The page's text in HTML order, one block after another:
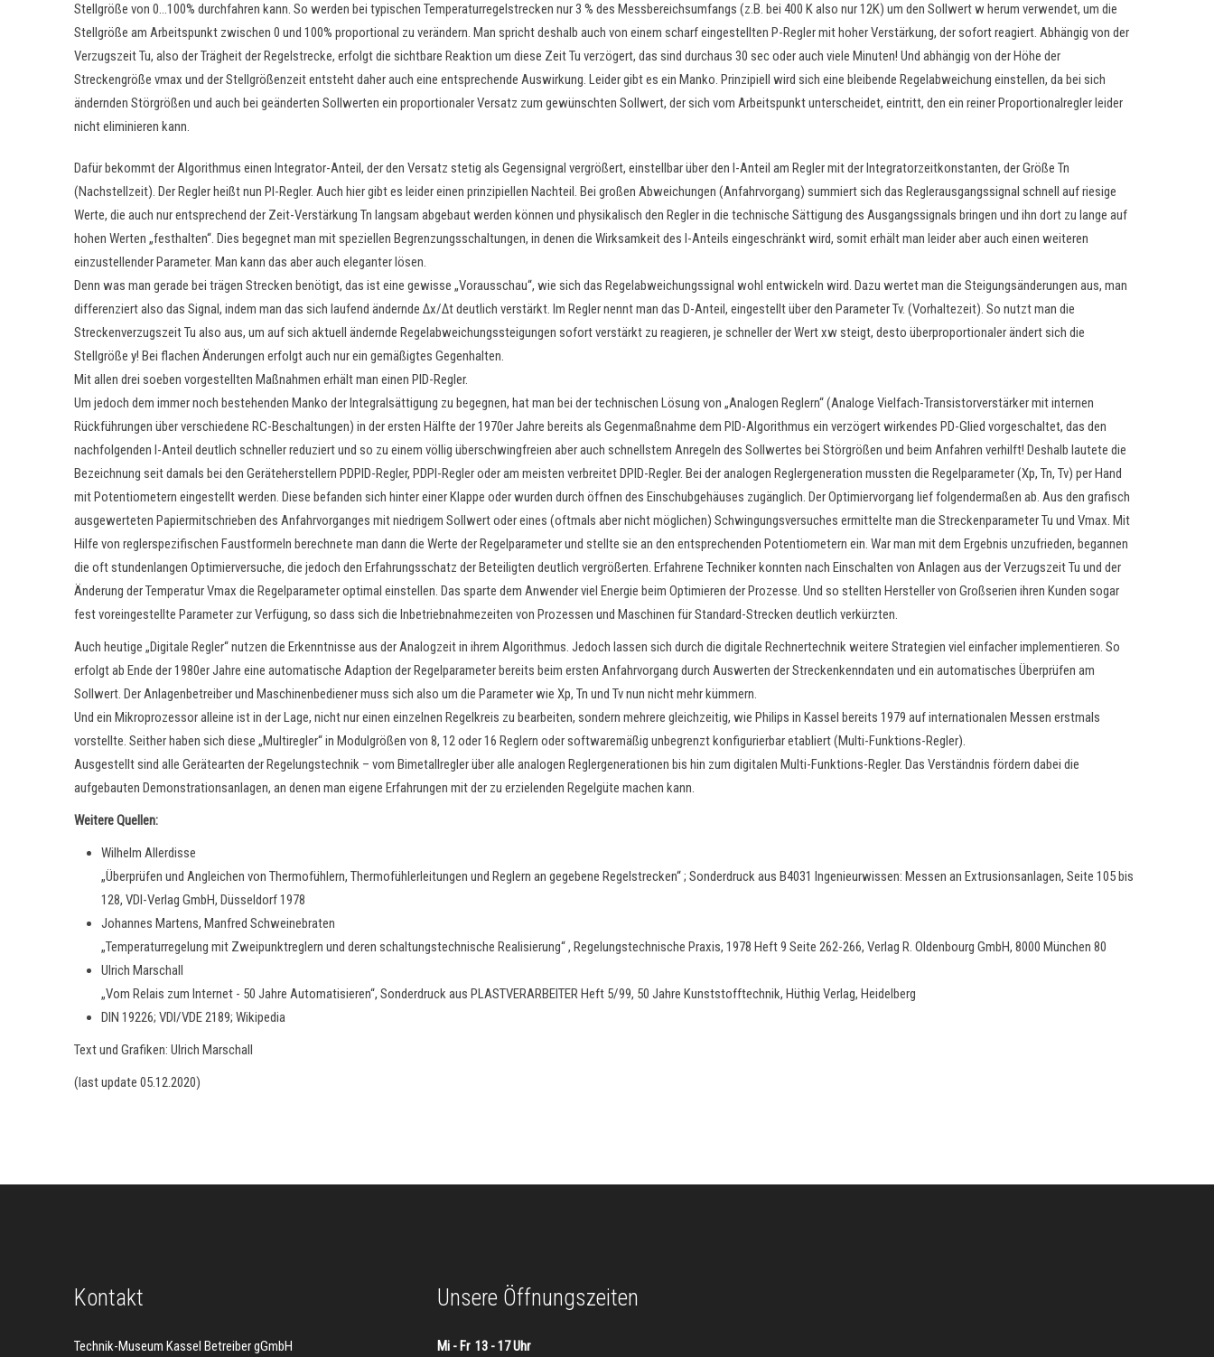
Stellgröße von 0…100% durchfahren kann. So werden bei typischen Temperaturregelstrecken nur 3 % des Messbereichsumfangs (z.B. bei 400 K also nur 12K) um den Sollwert w herum verwendet, um die
Stellgröße am Arbeitspunkt zwischen 0 und 100% proportional zu verändern. Man spricht deshalb auch von einem scharf eingestellten P-Regler mit hoher Verstärkung, der sofort reagiert. Abhängig von der
Verzugszeit Tu, also der Trägheit der Regelstrecke, erfolgt die sichtbare Reaktion um diese Zeit Tu verzögert, das sind durchaus 30 sec oder auch viele Minuten! Und abhängig von der Höhe der
Streckengröße vmax und der Stellgrößenzeit entsteht daher auch eine entsprechende Auswirkung. Leider gibt es ein Manko. Prinzipiell wird sich eine bleibende Regelabweichung einstellen, da bei sich
ändernden Störgrößen und auch bei geänderten Sollwerten ein proportionaler Versatz zum gewünschten Sollwert, der sich vom Arbeitspunkt unterscheidet, eintritt, den ein reiner Proportionalregler leider
nicht eliminieren kann.
Dafür bekommt der Algorithmus einen Integrator-Anteil, der den Versatz stetig als Gegensignal vergrößert, einstellbar über den I-Anteil am Regler mit der Integratorzeitkonstanten, der Größe Tn
(Nachstellzeit). Der Regler heißt nun PI-Regler. Auch hier gibt es leider einen prinzipiellen Nachteil. Bei großen Abweichungen (Anfahrvorgang) summiert sich das Reglerausgangssignal schnell auf riesige
Werte, die auch nur entsprechend der Zeit-Verstärkung Tn langsam abgebaut werden können und physikalisch den Regler in die technische Sättigung des Ausgangssignals bringen und ihn dort zu lange auf
hohen Werten „festhalten“. Dies begegnet man mit speziellen Begrenzungsschaltungen, in denen die Wirksamkeit des I-Anteils eingeschränkt wird, somit erhält man leider aber auch einen weiteren
einzustellender Parameter. Man kann das aber auch eleganter lösen.
Denn was man gerade bei trägen Strecken benötigt, das ist eine gewisse „Vorausschau“, wie sich das Regelabweichungssignal wohl entwickeln wird. Dazu wertet man die Steigungsänderungen aus, man
differenziert also das Signal, indem man das sich laufend ändernde Δx/Δt deutlich verstärkt. Im Regler nennt man das D-Anteil, eingestellt über den Parameter Tv. (Vorhaltezeit). So nutzt man die
Streckenverzugszeit Tu also aus, um auf sich aktuell ändernde Regelabweichungssteigungen sofort verstärkt zu reagieren, je schneller der Wert xw steigt, desto überproportionaler ändert sich die
Stellgröße y! Bei flachen Änderungen erfolgt auch nur ein gemäßigtes Gegenhalten.
Mit allen drei soeben vorgestellten Maßnahmen erhält man einen PID-Regler.
Um jedoch dem immer noch bestehenden Manko der Integralsättigung zu begegnen, hat man bei der technischen Lösung von „Analogen Reglern“ (Analoge Vielfach-Transistorverstärker mit internen
Rückführungen über verschiedene RC-Beschaltungen) in der ersten Hälfte der 1970er Jahre bereits als Gegenmaßnahme dem PID-Algorithmus ein verzögert wirkendes PD-Glied vorgeschaltet, das den
nachfolgenden I-Anteil deutlich schneller reduziert und so zu einem völlig überschwingfreien aber auch schnellstem Anregeln des Sollwertes bei Störgrößen und beim Anfahren verhilft! Deshalb lautete die
Bezeichnung seit damals bei den Geräteherstellern PDPID-Regler, PDPI-Regler oder am meisten verbreitet DPID-Regler. Bei der analogen Reglergeneration mussten die Regelparameter (Xp, Tn, Tv) per Hand
mit Potentiometern eingestellt werden. Diese befanden sich hinter einer Klappe oder wurden durch öffnen des Einschubgehäuses zugänglich. Der Optimiervorgang lief folgendermaßen ab. Aus den grafisch
ausgewerteten Papiermitschrieben des Anfahrvorganges mit niedrigem Sollwert oder eines (oftmals aber nicht möglichen) Schwingungsversuches ermittelte man die Streckenparameter Tu und Vmax. Mit
Hilfe von reglerspezifischen Faustformeln berechnete man dann die Werte der Regelparameter und stellte sie an den entsprechenden Potentiometern ein. War man mit dem Ergebnis unzufrieden, begannen
die oft stundenlangen Optimierversuche, die jedoch den Erfahrungsschatz der Beteiligten deutlich vergrößerten. Erfahrene Techniker konnten nach Einschalten von Anlagen aus der Verzugszeit Tu und der
Änderung der Temperatur Vmax die Regelparameter optimal einstellen. Das sparte dem Anwender viel Energie beim Optimieren der Prozesse. Und so stellten Hersteller von Großserien ihren Kunden sogar
fest voreingestellte Parameter zur Verfügung, so dass sich die Inbetriebnahmezeiten von Prozessen und Maschinen für Standard-Strecken deutlich verkürzten.
Auch heutige „Digitale Regler“ nutzen die Erkenntnisse aus der Analogzeit in ihrem Algorithmus. Jedoch lassen sich durch die digitale Rechnertechnik weitere Strategien viel einfacher implementieren. So
erfolgt ab Ende der 1980er Jahre eine automatische Adaption der Regelparameter bereits beim ersten Anfahrvorgang durch Auswerten der Streckenkenndaten und ein automatisches Überprüfen am
Sollwert. Der Anlagenbetreiber und Maschinenbediener muss sich also um die Parameter wie Xp, Tn und Tv nun nicht mehr kümmern.
Und ein Mikroprozessor alleine ist in der Lage, nicht nur einen einzelnen Regelkreis zu bearbeiten, sondern mehrere gleichzeitig, wie Philips in Kassel bereits 1979 auf internationalen Messen erstmals
vorstellte. Seither haben sich diese „Multiregler“ in Modulgrößen von 8, 12 oder 16 Reglern oder softwaremäßig unbegrenzt konfigurierbar etabliert (Multi-Funktions-Regler).
Ausgestellt sind alle Gerätearten der Regelungstechnik – vom Bimetallregler über alle analogen Reglergenerationen bis hin zum digitalen Multi-Funktions-Regler. Das Verständnis fördern dabei die
aufgebauten Demonstrationsanlagen, an denen man eigene Erfahrungen mit der zu erzielenden Regelgüte machen kann.
Weitere Quellen:
Wilhelm Allerdisse
„Überprüfen und Angleichen von Thermofühlern, Thermofühlerleitungen und Reglern an gegebene Regelstrecken“ ; Sonderdruck aus B4031 Ingenieurwissen: Messen an Extrusionsanlagen, Seite 105 bis
128, VDI-Verlag GmbH, Düsseldorf 1978
Johannes Martens, Manfred Schweinebraten
„Temperaturregelung mit Zweipunktreglern und deren schaltungstechnische Realisierung“ , Regelungstechnische Praxis, 1978 Heft 9 Seite 262-266, Verlag R. Oldenbourg GmbH, 8000 München 80
Ulrich Marschall
„Vom Relais zum Internet - 50 Jahre Automatisieren“, Sonderdruck aus PLASTVERARBEITER Heft 5/99, 50 Jahre Kunststofftechnik, Hüthig Verlag, Heidelberg
DIN 19226; VDI/VDE 2189; Wikipedia
Text und Grafiken: Ulrich Marschall
(last update 05.12.2020)
Kontakt
Technik-Museum Kassel Betreiber gGmbH
Unsere Öffnungszeiten
Mi - Fr 13 - 17 Uhr